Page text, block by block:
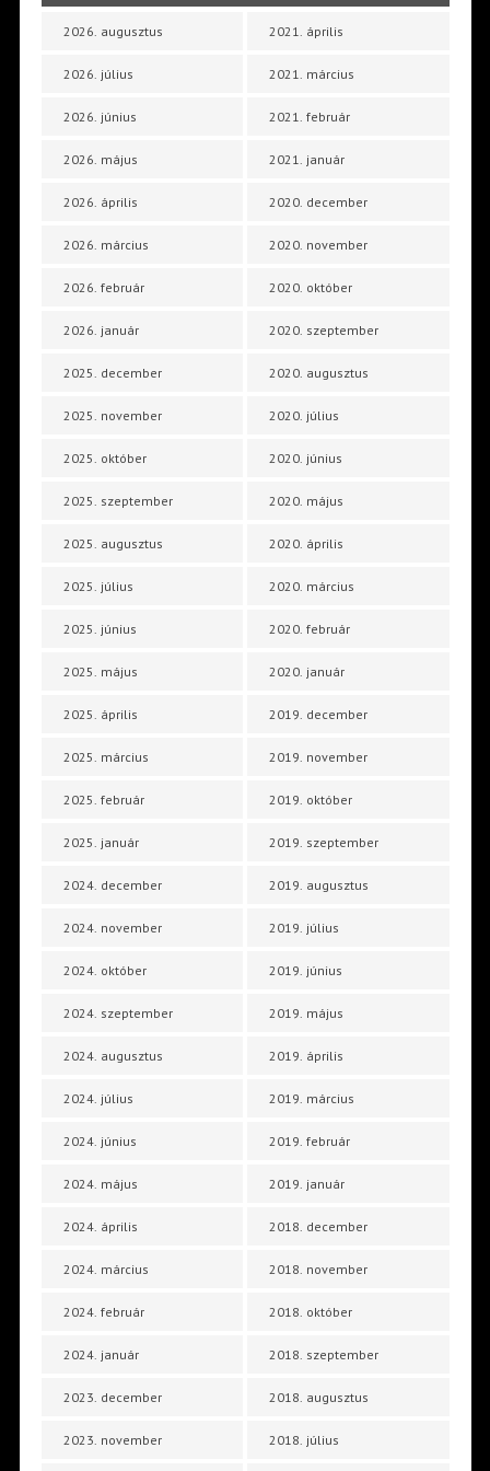
2026. augusztus
2026. július
2026. június
2026. május
2026. április
2026. március
2026. február
2026. január
2025. december
2025. november
2025. október
2025. szeptember
2025. augusztus
2025. július
2025. június
2025. május
2025. április
2025. március
2025. február
2025. január
2024. december
2024. november
2024. október
2024. szeptember
2024. augusztus
2024. július
2024. június
2024. május
2024. április
2024. március
2024. február
2024. január
2023. december
2023. november
2021. április
2021. március
2021. február
2021. január
2020. december
2020. november
2020. október
2020. szeptember
2020. augusztus
2020. július
2020. június
2020. május
2020. április
2020. március
2020. február
2020. január
2019. december
2019. november
2019. október
2019. szeptember
2019. augusztus
2019. július
2019. június
2019. május
2019. április
2019. március
2019. február
2019. január
2018. december
2018. november
2018. október
2018. szeptember
2018. augusztus
2018. július